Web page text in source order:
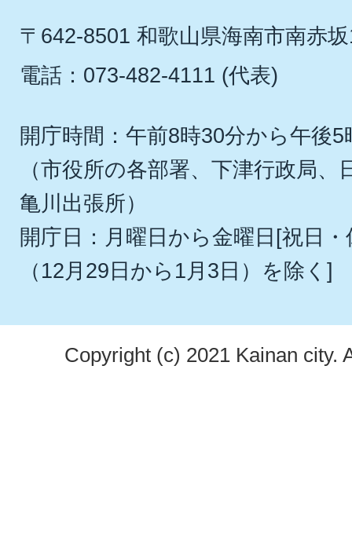
〒642-8501 和歌山県海南市南赤
電話：073-482-4111 (代表)
開庁時間：午前8時30分から午後5
（市役所の各部署、下津行政局
亀川出張所）
開庁日：月曜日から金曜日[祝日
（12月29日から1月3日）を除く]
Copyright (c) 2021 Kainan city.